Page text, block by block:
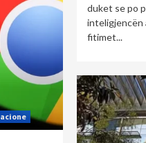
duket se po
inteligjencën
fitimet...